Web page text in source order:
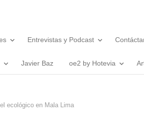
Entrevistas y Podcast
Javier Baz oe2 by Hotevia
ecológico en Mala Lima